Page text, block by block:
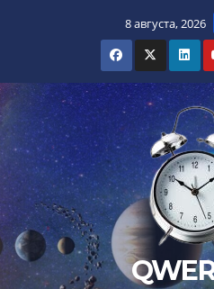
8 августа, 2026